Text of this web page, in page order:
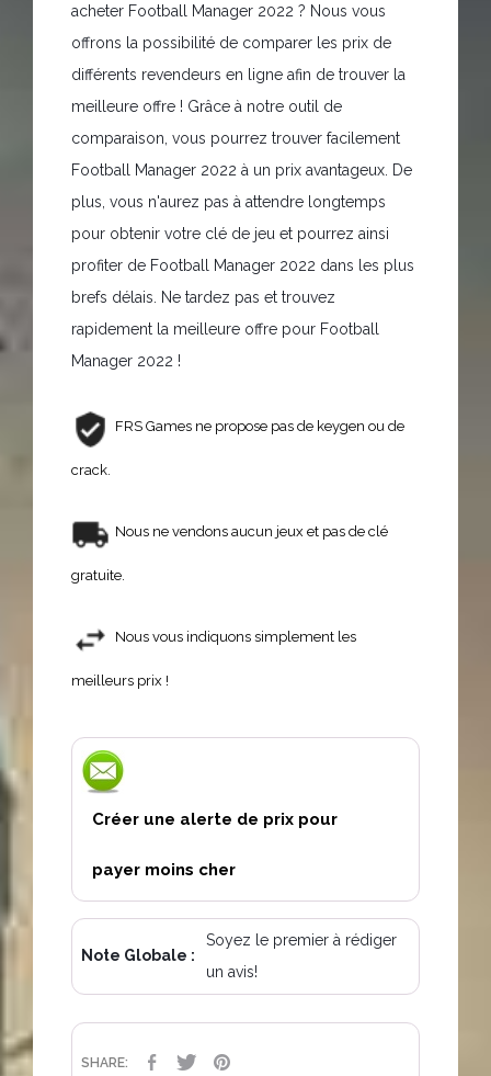
acheter Football Manager 2022 ? Nous vous
offrons la possibilité de comparer les prix de
différents revendeurs en ligne afin de trouver la
meilleure offre ! Grâce à notre outil de
comparaison, vous pourrez trouver facilement
Football Manager 2022 à un prix avantageux. De
plus, vous n'aurez pas à attendre longtemps
pour obtenir votre clé de jeu et pourrez ainsi
profiter de Football Manager 2022 dans les plus
brefs délais. Ne tardez pas et trouvez
rapidement la meilleure offre pour Football
Manager 2022 !
FRS Games ne propose pas de keygen ou de
crack.
Nous ne vendons aucun jeux et pas de clé
gratuite.
Nous vous indiquons simplement les
meilleurs prix !
Créer une alerte de prix pour
payer moins cher
Note Globale :
Soyez le premier à rédiger
un avis!
SHARE: PARTAGER
TWEET